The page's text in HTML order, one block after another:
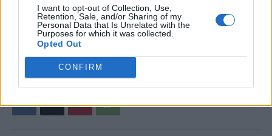
I want to opt-out of Collection, Use,
Retention, Sale, and/or Sharing of my
Personal Data that Is Unrelated with the
Purposes for which it was collected.
Opted Out
CONFIRM
alegeri fraudă Geoana
Guvern PSD-PNL
Romania Renaste